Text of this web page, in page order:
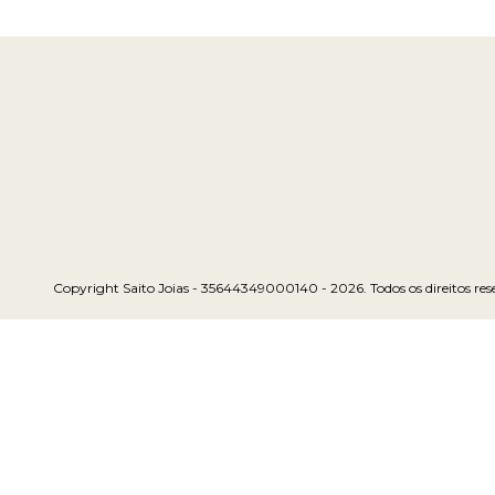
Copyright Saito Joias - 35644349000140 - 2026. Todos os direitos